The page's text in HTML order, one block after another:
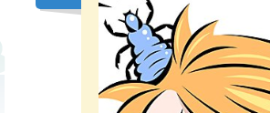
Nuestro centro
Contacto